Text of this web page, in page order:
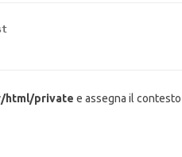
html/private e assegna il contesto